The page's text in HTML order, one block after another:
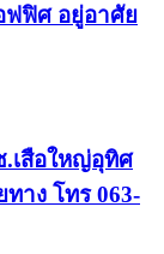
ฟฟิศ อยู่อาศัย
เสือใหญ่อุทิศ
าง โทร 063-